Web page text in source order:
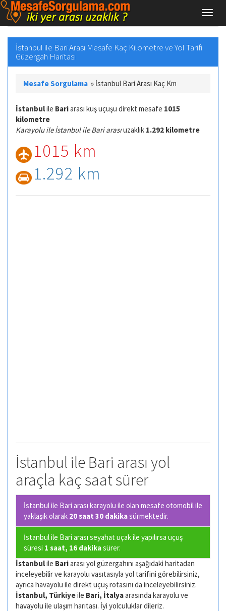
İstanbul ile Bari Arası Mesafe Kaç Kilometre ve Yol Tarifi
Güzergah Haritası
Mesafe Sorgulama » İstanbul Bari Arası Kaç Km
İstanbulile Bariarası kuş uçuşu direkt mesafe 1015
kilometre
Karayolu ile İstanbul ile Bari arasıuzaklık 1.292 kilometre
1015 km
1.292 km
İstanbul ile Bari arası yol
araçla kaç saat sürer
İstanbul ile Bari arası karayolu ile olan mesafe otomobil ile
yaklaşık olarak 20 saat 30 dakikasürmektedir.
İstanbul ile Bari arası seyahat uçak ile yapılırsa uçuş
süresi 1 saat, 16 dakikasürer.
İstanbulile Bariarası yol güzergahını aşağıdaki haritadan
inceleyebilir ve karayolu vasıtasıyla yol tarifini görebilirsiniz,
ayrıca havayolu ile direkt uçuş rotasını da inceleyebilirsiniz.
İstanbul, Türkiyeile Bari, İtalyaarasında karayolu ve
havayolu ile ulaşım harıtası. İyi yolculuklar dileriz.